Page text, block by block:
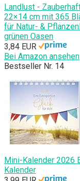
Landlust -
22×14 cm mit 365
für Natur- &
grünen Oasen
3,84 EUR
Bei Amazon ansehen
Bestseller Nr. 14
Mini-Kalender 2026
Kalender